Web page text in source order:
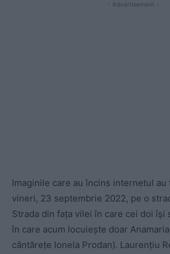
- Advertisement -
Imaginile care au încins internetul
vineri, 23 septembrie 2022, pe o
Strada din fața vilei în care cei doi își
în care acum locuiește doar
cântărețe Ionela Prodan). Laurențiu